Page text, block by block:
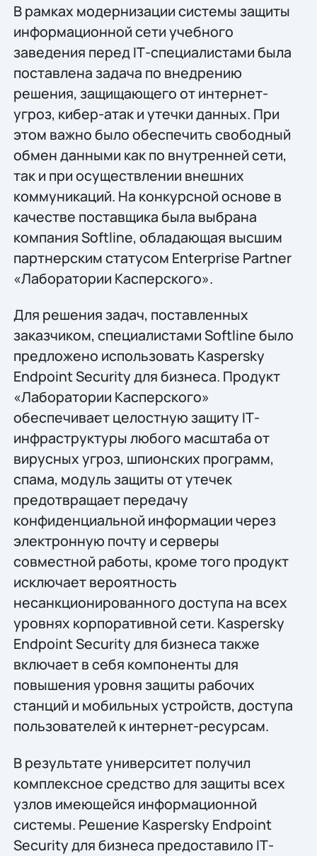
В рамках модернизации системы защиты
информационной сети учебного
заведения перед IТ-специалистами была
поставлена задача по внедрению
решения, защищающего от интернет-
угроз, кибер-атак и утечки данных. При
этом важно было обеспечить свободный
обмен данными как по внутренней сети,
так и при осуществлении внешних
коммуникаций. На конкурсной основе в
качестве поставщика была выбрана
компания Softline, обладающая высшим
партнерским статусом Enterprise Partner
«Лаборатории Касперского».
Для решения задач, поставленных
заказчиком, специалистами Softline было
предложено использовать Kaspersky
Endpoint Security для бизнеса. Продукт
«Лаборатории Касперского»
обеспечивает целостную защиту IТ-
инфраструктуры любого масштаба от
вирусных угроз, шпионских программ,
спама, модуль защиты от утечек
предотвращает передачу
конфиденциальной информации через
электронную почту и серверы
совместной работы, кроме того продукт
исключает вероятность
несанкционированного доступа на всех
уровнях корпоративной сети. Kaspersky
Endpoint Security для бизнеса также
включает в себя компоненты для
повышения уровня защиты рабочих
станций и мобильных устройств, доступа
пользователей к интернет-ресурсам.
В результате университет получил
комплексное средство для защиты всех
узлов имеющейся информационной
системы. Решение Kaspersky Endpoint
Security для бизнеса предоставило IТ-